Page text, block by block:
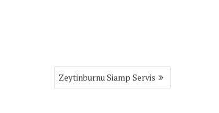
Zeytinburnu Siamp Servis